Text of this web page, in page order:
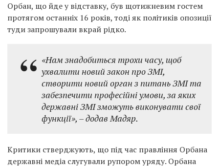
Орбан, що йде у відставку, був щотижневим гостем
протягом останніх 16 років, тоді як політиків опозиції
туди запрошували вкрай рідко.
«Нам знадобиться трохи часу, щоб
ухвалити новий закон про ЗМІ,
створити новий орган з питань ЗМІ та
забезпечити професійні умови, за яких
державні ЗМІ зможуть виконувати свої
функції», – додав Мадяр.
Критики стверджують, що під час правління Орбана
державні медіа слугували рупором уряду. Орбана